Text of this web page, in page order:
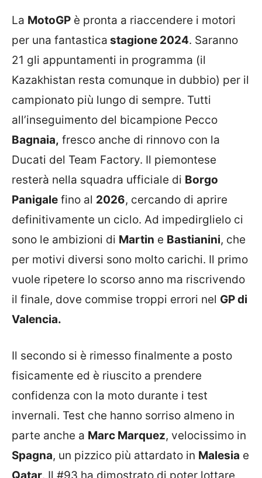
La MotoGP è pronta a riaccendere i motori
per una fantastica stagione 2024. Saranno
21 gli appuntamenti in programma (il
Kazakhistan resta comunque in dubbio) per il
campionato più lungo di sempre. Tutti
all’inseguimento del bicampione Pecco
Bagnaia, fresco anche di rinnovo con la
Ducati del Team Factory. Il piemontese
resterà nella squadra ufficiale di Borgo
Panigale fino al 2026, cercando di aprire
definitivamente un ciclo. Ad impedirglielo ci
sono le ambizioni di Martin e Bastianini, che
per motivi diversi sono molto carichi. Il primo
vuole ripetere lo scorso anno ma riscrivendo
il finale, dove commise troppi errori nel GP di
Valencia.
Il secondo si è rimesso finalmente a posto
fisicamente ed è riuscito a prendere
confidenza con la moto durante i test
invernali. Test che hanno sorriso almeno in
parte anche a Marc Marquez, velocissimo in
Spagna, un pizzico più attardato in Malesia e